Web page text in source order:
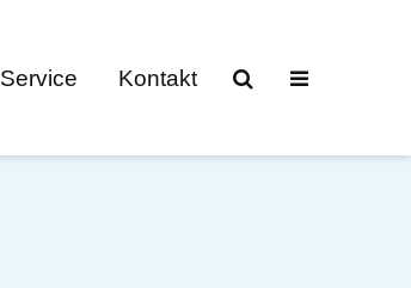
Service Kontakt